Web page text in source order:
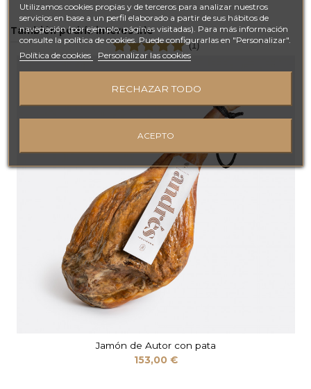
También podría interesarle
Jamón de Autor con pata
(1)
153,00 €
Utilizamos cookies propias y de terceros para analizar nuestros
servicios en base a un perfil elaborado a partir de sus hábitos de
navegación (por ejemplo, páginas visitadas). Para más información
consulte la política de cookies. Puede configurarlas en "Personalizar".
Política de cookies
Personalizar las cookies
RECHAZAR TODO
ACEPTO